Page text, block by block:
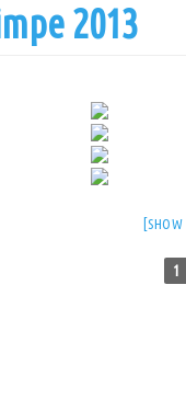
2013
1